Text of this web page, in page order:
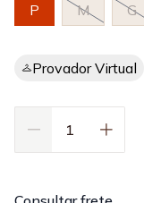
P M G
Provador Virtual